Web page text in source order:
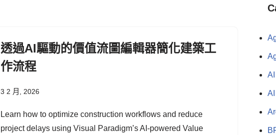
透過AI驅動的價值流圖編輯器簡化建築工
作流程
3 2 月, 2026
Learn how to optimize construction workflows and reduce
project delays using Visual Paradigm’s AI-powered Value
AI